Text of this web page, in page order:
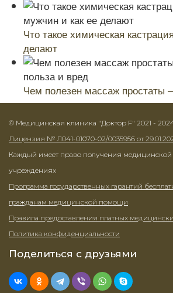
Что такое химическая
делают
Чем полезен массаж простаты
© Медицинская клиника "Доктор F" 2021 -
Лицензия № Л041-01070-02/0035956 от
Каждый имеет право получения
учреждениях
Программа государственных гарантий
гражданам медицинской помощи
Правила предоставления платных
Политика конфиденциальности
Поделиться с друзьями